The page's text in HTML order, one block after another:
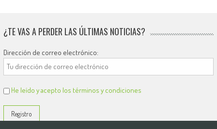
¿TE VAS A PERDER LAS ÚLTIMAS NOTICIAS?
Dirección de correo electrónico:
He leído y acepto los términos y condiciones